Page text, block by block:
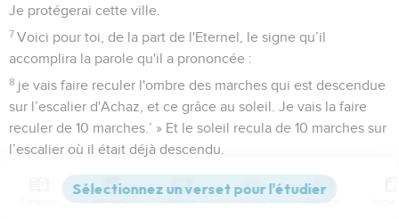
Je protégerai cette ville.
7 Voici pour toi, de la part de l'Eternel, le signe qu’il
accomplira la parole qu'il a prononcée :
8 je vais faire reculer l'ombre des marches qui est descendue
sur l’escalier d'Achaz, et ce grâce au soleil. Je vais la faire
reculer de 10 marches.’ » Et le soleil recula de 10 marches sur
l’escalier où il était déjà descendu.
Prière d'Ézékias après sa guérison
Versions Commentaires Strong